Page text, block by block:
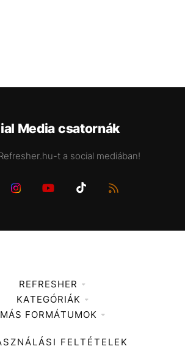
Media csatornák
t a social mediában!
REFRESHER
Médiaajánlat
KATEGÓRIÁK
Zene
Divat
MÁS FORMÁTUMOK
FELTÉTELEK